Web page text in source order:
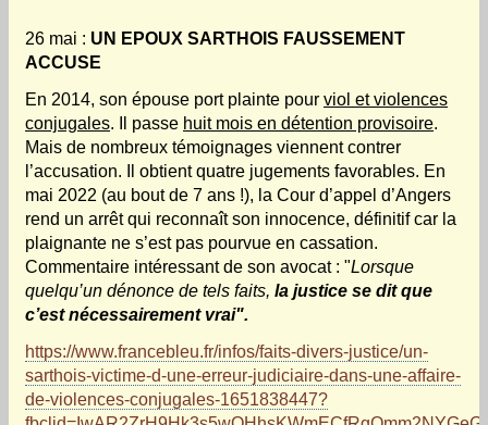
26 mai : UN EPOUX SARTHOIS FAUSSEMENT
ACCUSE
En 2014, son épouse port plainte pour viol et violences
conjugales. Il passe huit mois en détention provisoire.
Mais de nombreux témoignages viennent contrer
l’accusation. Il obtient quatre jugements favorables. En
mai 2022 (au bout de 7 ans !), la Cour d’appel d’Angers
rend un arrêt qui reconnaît son innocence, définitif car la
plaignante ne s’est pas pourvue en cassation.
Commentaire intéressant de son avocat : "Lorsque
quelqu’un dénonce de tels faits, la justice se dit que
c’est nécessairement vrai".
https://www.francebleu.fr/infos/faits-divers-justice/un-
sarthois-victime-d-une-erreur-judiciaire-dans-une-affaire-
de-violences-conjugales-1651838447?